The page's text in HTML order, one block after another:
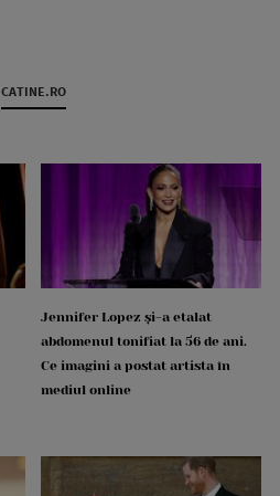
CATINE.RO
Jennifer Lopez și-a etalat
abdomenul tonifiat la 56 de ani.
Ce imagini a postat artista în
mediul online